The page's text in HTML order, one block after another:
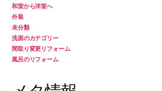
和室から洋室へ
外装
未分類
洗面のカテゴリー
間取り変更リフォーム
風呂のリフォーム